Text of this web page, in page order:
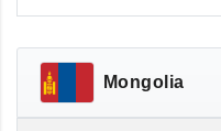
Mongolia